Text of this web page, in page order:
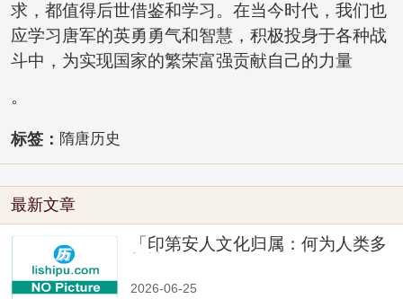
求，都值得后世借鉴和学习。在当今时代，我们也
应学习唐军的英勇勇气和智慧，积极投身于各种战
斗中，为实现国家的繁荣富强贡献自己的力量
。
标签： 隋唐历史
最新文章
「印第安人文化归属：何为人类多
2026-06-25